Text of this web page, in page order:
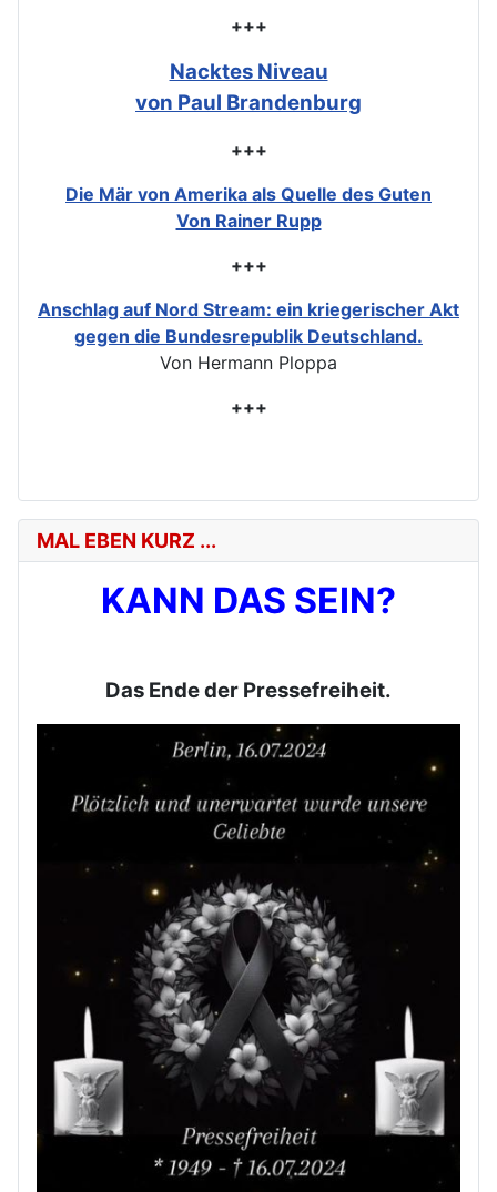
+++
Nacktes Niveau
von Paul Brandenburg
+++
Die Mär von Amerika als Quelle des Guten
Von Rainer Rupp
+++
Anschlag auf Nord Stream: ein kriegerischer Akt
gegen die Bundesrepublik Deutschland.
Von Hermann Ploppa
+++
MAL EBEN KURZ ...
KANN DAS SEIN?
Das Ende der Pressefreiheit.